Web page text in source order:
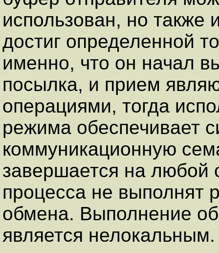
использован, но также
достиг определенной
именно, что он начал
посылка, и прием
операциями, тогда
режима обеспечивает
коммуникационную
завершается на любой
процесса не выполнят
обмена. Выполнение
является нелокальным.